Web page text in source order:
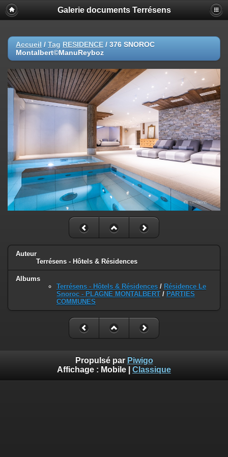
Galerie documents Terrésens
Accueil / Tag RESIDENCE / 376 SNOROC
Montalbert©ManuReyboz
Auteur
Terrésens - Hôtels & Résidences
Albums
Terrésens - Hôtels & Résidences / Résidence Le
Snoroc - PLAGNE MONTALBERT / PARTIES
COMMUNES
Propulsé par Piwigo
Affichage : Mobile Classique